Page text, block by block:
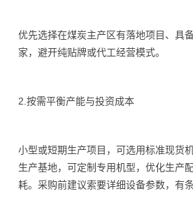
优先选择在煤炭主产区有落地项目、具
家，避开纯贴牌或代工经营模式。
2.按需平衡产能与投资成本
小型或短期生产项目，可选用标准现货
生产基地，可定制专用机型，优化生产
耗。采购前建议索要详细设备参数，有